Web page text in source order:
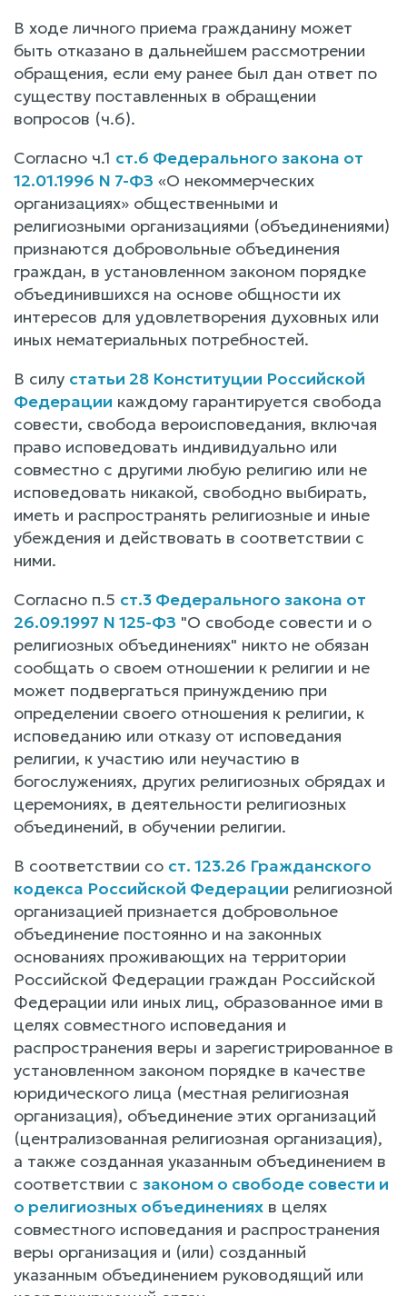
В ходе личного приема гражданину может
быть отказано в дальнейшем рассмотрении
обращения, если ему ранее был дан ответ по
существу поставленных в обращении
вопросов (ч.6).
Согласно ч.1 ст.6 Федерального закона от
12.01.1996 N 7-ФЗ «О некоммерческих
организациях» общественными и
религиозными организациями (объединениями)
признаются добровольные объединения
граждан, в установленном законом порядке
объединившихся на основе общности их
интересов для удовлетворения духовных или
иных нематериальных потребностей.
В силу статьи 28 Конституции Российской
Федерации каждому гарантируется свобода
совести, свобода вероисповедания, включая
право исповедовать индивидуально или
совместно с другими любую религию или не
исповедовать никакой, свободно выбирать,
иметь и распространять религиозные и иные
убеждения и действовать в соответствии с
ними.
Согласно п.5 ст.3 Федерального закона от
26.09.1997 N 125-ФЗ "О свободе совести и о
религиозных объединениях" никто не обязан
сообщать о своем отношении к религии и не
может подвергаться принуждению при
определении своего отношения к религии, к
исповеданию или отказу от исповедания
религии, к участию или неучастию в
богослужениях, других религиозных обрядах и
церемониях, в деятельности религиозных
объединений, в обучении религии.
В соответствии со ст. 123.26 Гражданского
кодекса Российской Федерации религиозной
организацией признается добровольное
объединение постоянно и на законных
основаниях проживающих на территории
Российской Федерации граждан Российской
Федерации или иных лиц, образованное ими в
целях совместного исповедания и
распространения веры и зарегистрированное в
установленном законом порядке в качестве
юридического лица (местная религиозная
организация), объединение этих организаций
(централизованная религиозная организация),
а также созданная указанным объединением в
соответствии с законом о свободе совести и
о религиозных объединениях в целях
совместного исповедания и распространения
веры организация и (или) созданный
указанным объединением руководящий или